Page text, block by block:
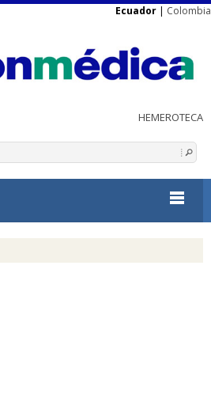
Ecuador | Colombia